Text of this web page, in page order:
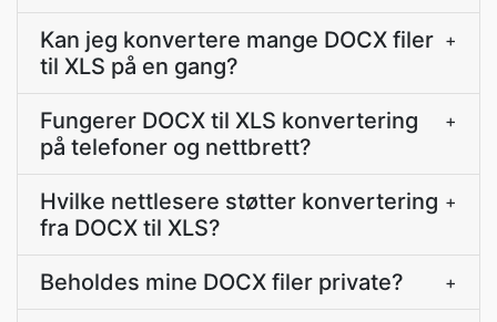
Kan jeg konvertere mange DOCX filer
til XLS på en gang?
+
Fungerer DOCX til XLS konvertering
på telefoner og nettbrett?
+
Hvilke nettlesere støtter konvertering
fra DOCX til XLS?
+
Beholdes mine DOCX filer private? +